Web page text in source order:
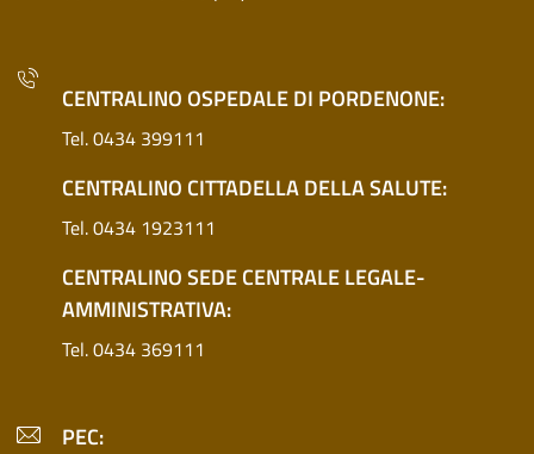
CENTRALINO OSPEDALE DI PORDENONE:
Tel. 0434 399111
CENTRALINO CITTADELLA DELLA SALUTE:
Tel. 0434 1923111
CENTRALINO SEDE CENTRALE LEGALE-
AMMINISTRATIVA:
Tel. 0434 369111
PEC: